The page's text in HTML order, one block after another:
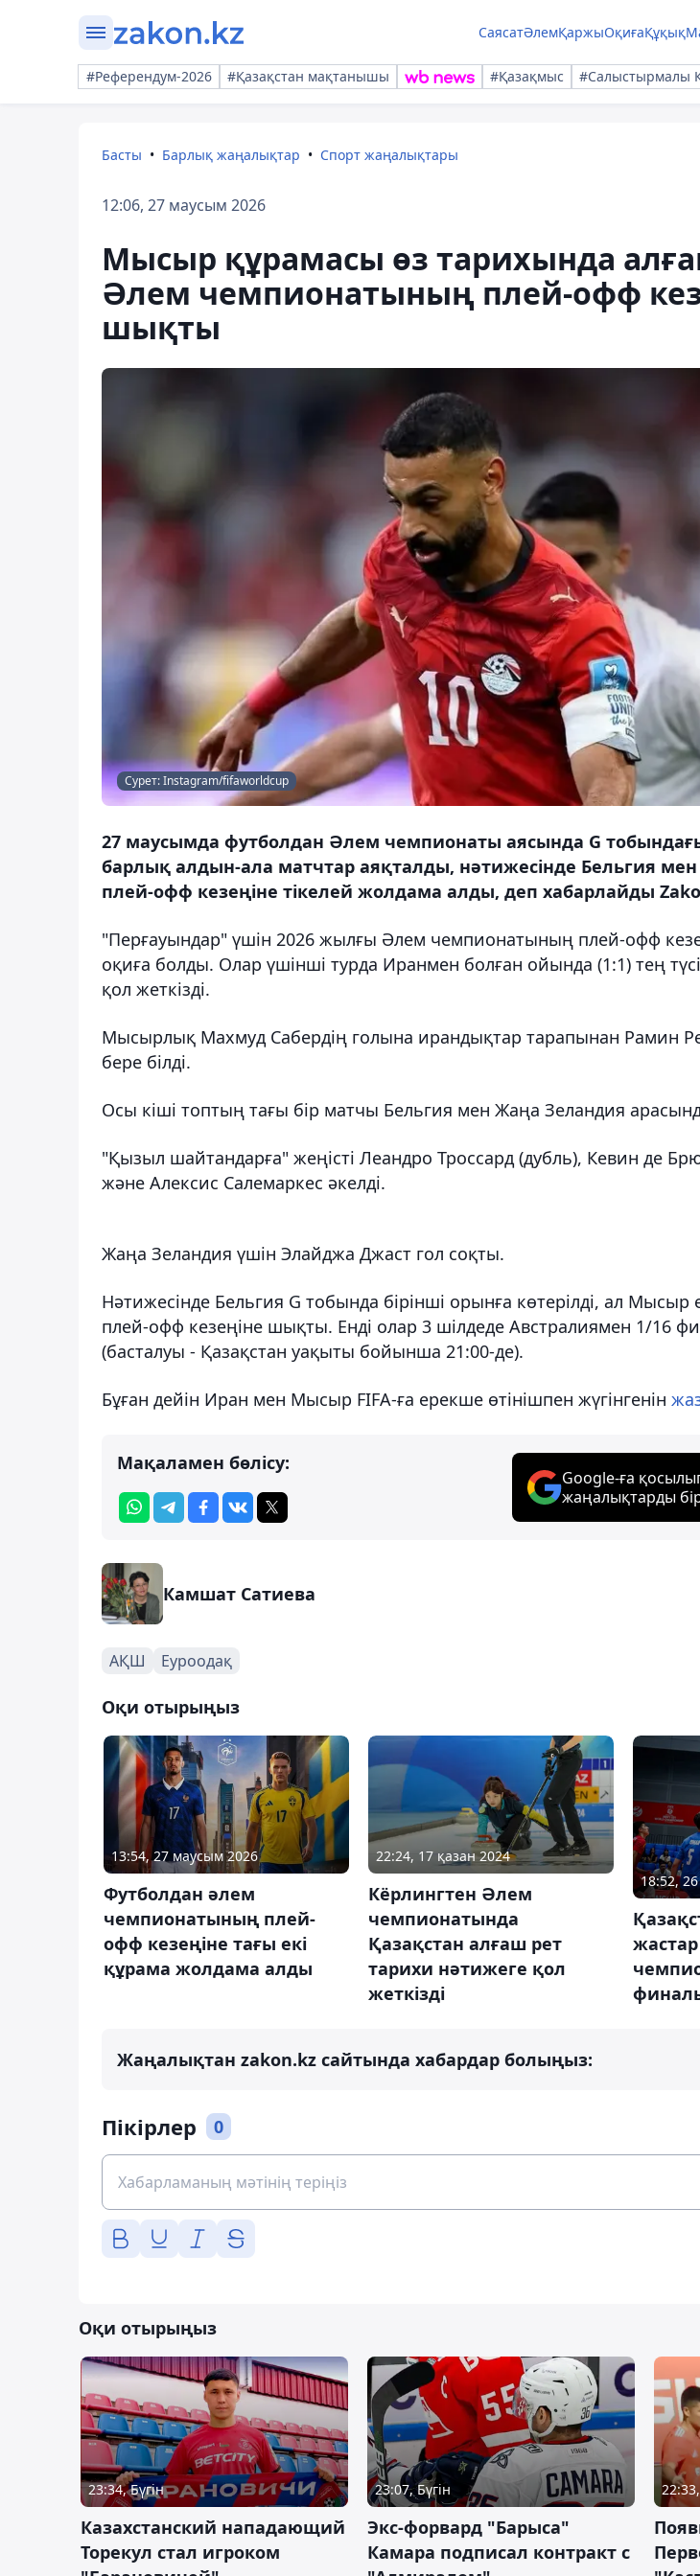
СаясатӘлемҚаржыОқиғаҚұқық
#Референдум-2026 #Қазақстан мақтанышы #Қазақмыс #Салыстырмалы
Басты Барлық жаңалықтар Спорт жаңалықтары
12:06, 27 маусым 2026
Мысыр құрамасы өз тарихында
Әлем чемпионатының плей-офф
шықты
Сурет: Instagram/fifaworldcup
27 маусымда футболдан Әлем чемпионаты аясында G
барлық алдын-ала матчтар аяқталды, нәтижесінде Бельгия
плей-офф кезеңіне тікелей жолдама алды, деп хабарлайды
"Перғауындар" үшін 2026 жылғы Әлем чемпионатының плей-офф
оқиға болды. Олар үшінші турда Иранмен болған ойында (1:1) тең
қол жеткізді.
Мысырлық Махмуд Сабердің голына ирандықтар тарапынан Рамин
бере білді.
Осы кіші топтың тағы бір матчы Бельгия мен Жаңа Зеландия
"Қызыл шайтандарға" жеңісті Леандро Троссард (дубль), Кевин де
және Алексис Салемаркес әкелді.
Жаңа Зеландия үшін Элайджа Джаст гол соқты.
Нәтижесінде Бельгия G тобында бірінші орынға көтерілді, ал Мысыр
плей-офф кезеңіне шықты. Енді олар 3 шілдеде Австралиямен 1/16
(басталуы - Қазақстан уақыты бойынша 21:00-де).
Бұған дейін Иран мен Мысыр FIFA-ға ерекше өтінішпен жүгінгенін
Мақаламен бөлісу:
Google-ға
жаңалықтарды
Камшат Сатиева
АҚШ Еуроодақ
Оқи отырыңыз
13:54, 27 маусым 2026
Футболдан әлем
чемпионатының плей-
офф кезеңіне тағы екі
құрама жолдама алды
22:24, 17 қазан 2024
Кёрлингтен Әлем
чемпионатында
Қазақстан алғаш рет
тарихи нәтижеге қол
жеткізді
18:52,
Жаңалықтан zakon.kz сайтында хабардар болыңыз:
Пікірлер 0
Оқи отырыңыз
23:34, Бүгін
Казахстанский нападающий
Торекул стал игроком
23:07, Бүгін
Экс-форвард "Барыса"
Камара подписал контракт с